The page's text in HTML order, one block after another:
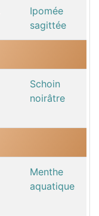
Ipomée
sagittée
Schoin
noirâtre
Menthe
aquatique